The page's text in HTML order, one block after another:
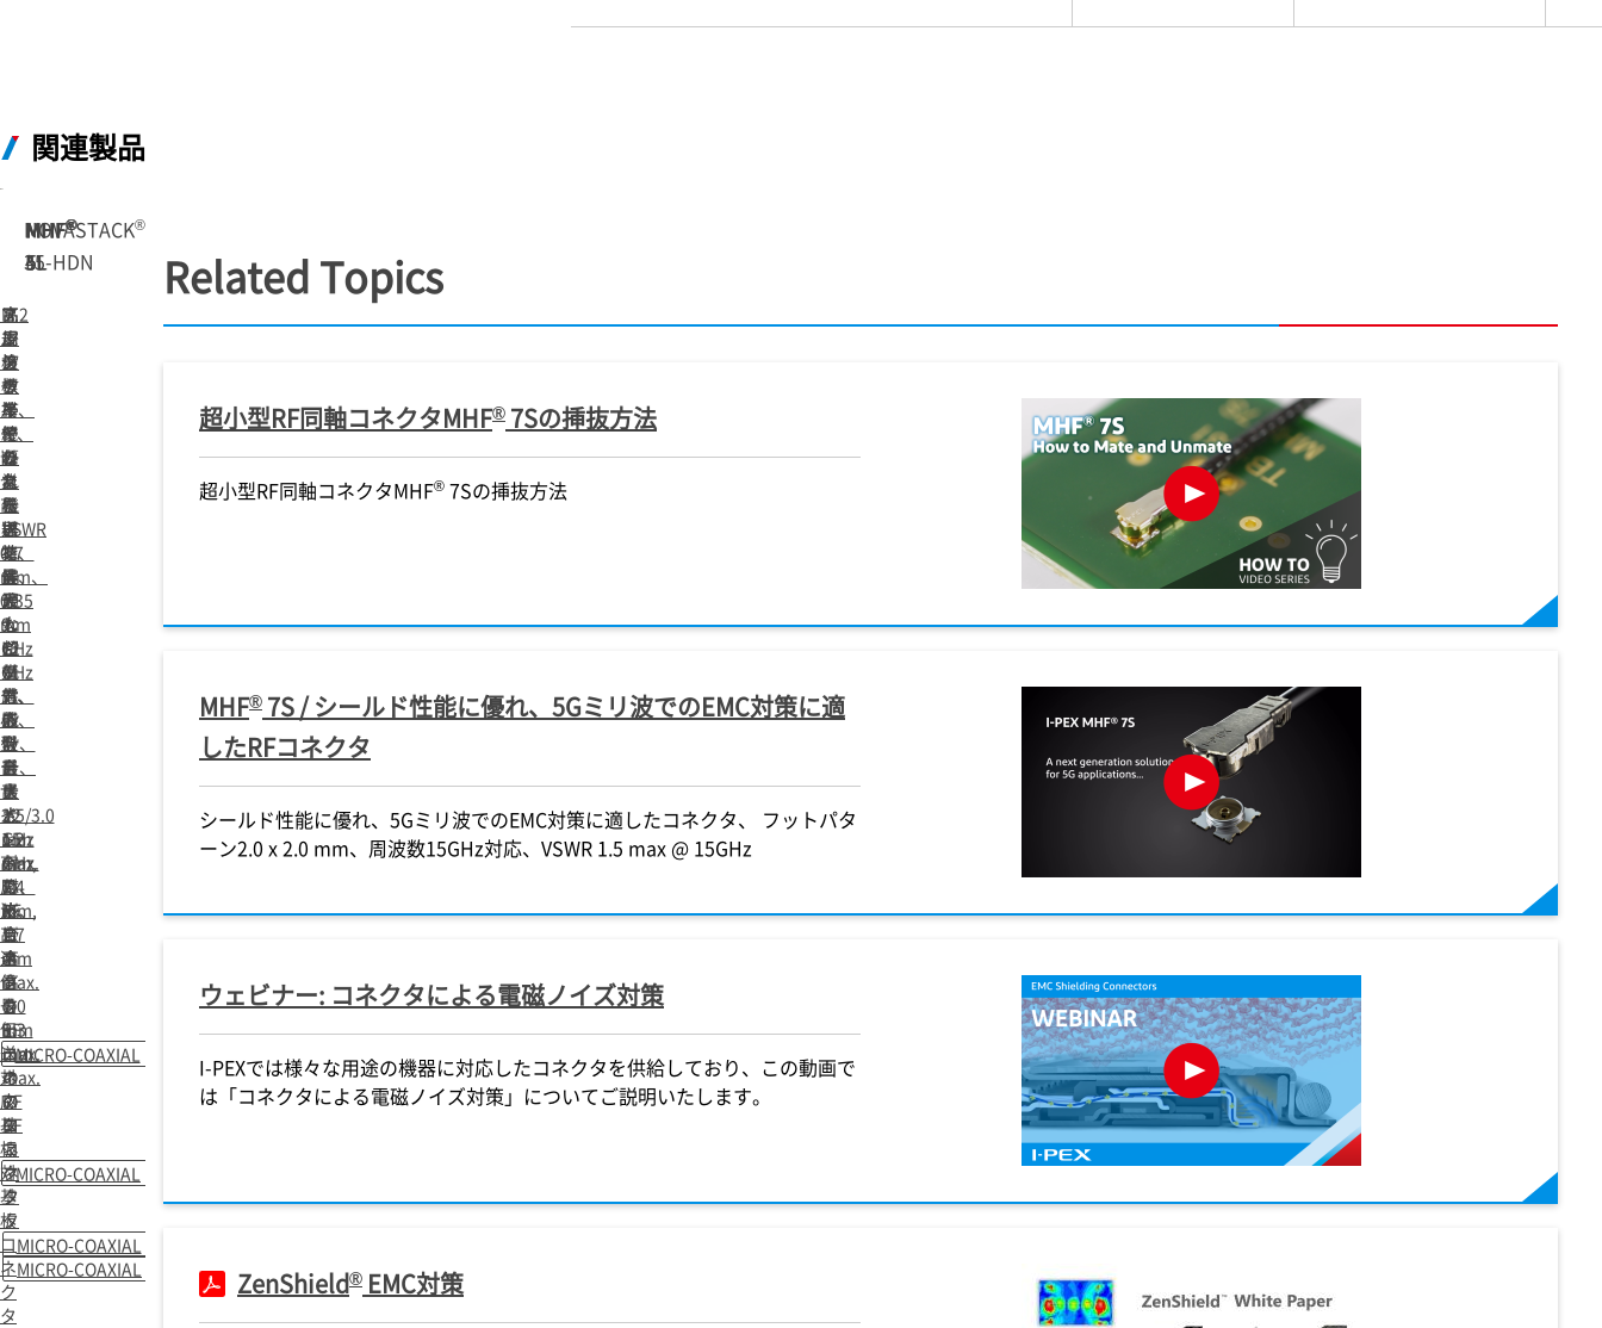
関連製品
NOVASTACK®
35-HDN
フ
ル
シ
ー
ル
ド、
嵌
合
高
さ
0.7
mm、
0.35
mm
ピ
ッ
チ、
小
型
デ
ザ
イ
ン、
高
周
波、
高
速
信
号
伝
送
対
応
基
板
対
基
板
コ
ネ
ク
タ
MHF®
I
ア
ン
テ
ナ
接
続
の
業
界
標
準、
最
大
9
GHz
対
応、
嵌
合
高
さ
2.5/3.0
mm
max.
の
RF
コ
ネ
ク
タ
MICRO-COAXIAL
MHF®
4L
M.2
規
格
標
準、
優
れ
た
伝
送
特
性、
最
大
12
GHz
対
応、
嵌
合
高
さ
1.2
mm,
1.4
mm,
1.7
mm
max.
の
RF
コ
ネ
ク
タ
MICRO-COAXIAL
MHF®
5
高
密
度
ワ
イ
ヤ
レ
ス
機
器
に
最
適
な
超
低
背
設
計、
最
大
12
GHz
対
応、
嵌
合
高
さ
1.0
mm
max.
の
RF
コ
ネ
ク
タ
MICRO-COAXIAL
MHF®
5L
高
周
波
数
帯
で
優
れ
た
VSWR
を
実
現
し
た
高
性
能
設
計、
最
大
15
GHz
対
応、
嵌
合
高
さ
1.3
mm
max.
の
RF
コ
ネ
ク
タ
MICRO-COAXIAL
Related Topics
超小型RF同軸コネクタMHF® 7Sの挿抜方法
超小型RF同軸コネクタMHF® 7Sの挿抜方法
MHF® 7S / シールド性能に優れ、5Gミリ波でのEMC対策に適
したRFコネクタ
シールド性能に優れ、5Gミリ波でのEMC対策に適したコネクタ、 フットパタ
ーン2.0 x 2.0 mm、周波数15GHz対応、VSWR 1.5 max @ 15GHz
ウェビナー: コネクタによる電磁ノイズ対策
I-PEXでは様々な用途の機器に対応したコネクタを供給しており、この動画で
は「コネクタによる電磁ノイズ対策」についてご説明いたします。
ZenShield® EMC対策